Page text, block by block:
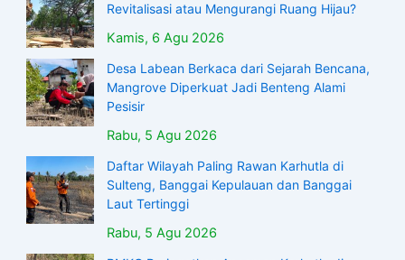
Revitalisasi atau Mengurangi Ruang Hijau?
Kamis, 6 Agu 2026
Desa Labean Berkaca dari Sejarah Bencana,
Mangrove Diperkuat Jadi Benteng Alami
Pesisir
Rabu, 5 Agu 2026
Daftar Wilayah Paling Rawan Karhutla di
Sulteng, Banggai Kepulauan dan Banggai
Laut Tertinggi
Rabu, 5 Agu 2026